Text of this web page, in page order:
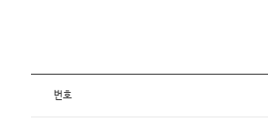
번호